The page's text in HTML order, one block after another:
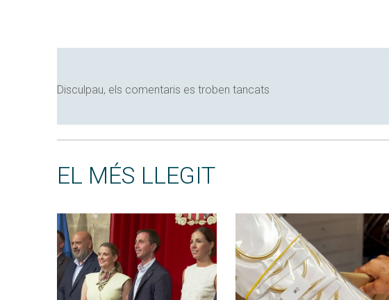
Disculpau, els comentaris es troben tancats
EL MÉS LLEGIT